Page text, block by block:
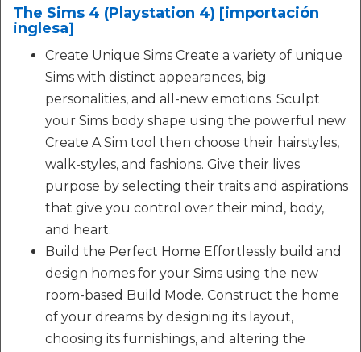
The Sims 4 (Playstation 4) [importación
inglesa]
Create Unique Sims Create a variety of unique
Sims with distinct appearances, big
personalities, and all-new emotions. Sculpt
your Sims body shape using the powerful new
Create A Sim tool then choose their hairstyles,
walk-styles, and fashions. Give their lives
purpose by selecting their traits and aspirations
that give you control over their mind, body,
and heart.
Build the Perfect Home Effortlessly build and
design homes for your Sims using the new
room-based Build Mode. Construct the home
of your dreams by designing its layout,
choosing its furnishings, and altering the